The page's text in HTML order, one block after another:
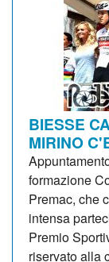
BIESSE
MIRINO
formazione
Premac, che
intensa
Premio
riservato alla